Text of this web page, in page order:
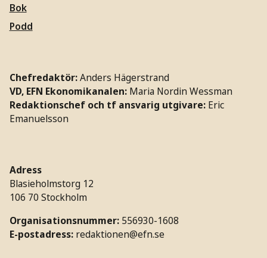
Bok
Podd
Chefredaktör:Anders Hägerstrand
VD, EFN Ekonomikanalen: Maria Nordin Wessman
Redaktionschef och tf ansvarig utgivare: Eric
Emanuelsson
Adress
Blasieholmstorg 12
106 70 Stockholm
Organisationsnummer: 556930-1608
E-postadress: redaktionen@efn.se